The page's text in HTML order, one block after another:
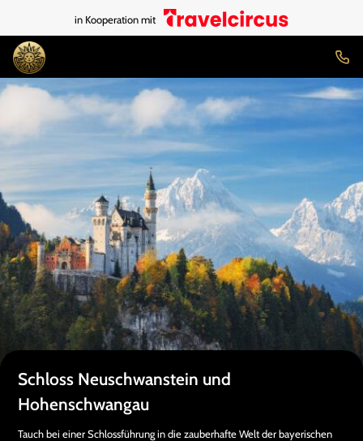
in Kooperation mit
Schloss Neuschwanstein und
Hohenschwangau
Tauch bei einer Schlossführung in die zauberhafte Welt der bayerischen